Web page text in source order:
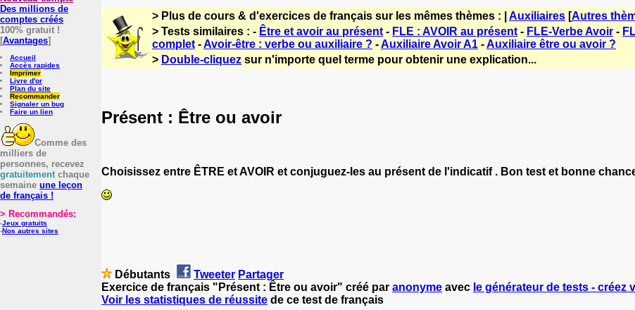
Des millions de
comptes créés
100% gratuit !
[Avantages]
Accueil
Accès rapides
Imprimer
Livre d'or
Plan du site
Recommander
Signaler un bug
Faire un lien
Comme des
milliers de
personnes, recevez
gratuitementchaque
semaine une leçon
de français !
> Recommandés:
-Jeux gratuits
-Nos autres sites
> Plus de cours & d'exercices de français sur les mêmes thèmes : | Auxiliaires [Autres
> Tests similaires : - Être et avoir au présent - FLE : AVOIR au présent - FLE-Verbe Avoir -
complet -Avoir-être : verbe ou auxiliaire ? -Auxiliaire Avoir A1 -Auxiliaire être ou avoir ?
> Double-cliquez sur n'importe quel terme pour obtenir une explication...
Présent : Être ou avoir
Choisissez entre ÊTRE et AVOIR et conjuguez-les au présent de l'indicatif . Bon test et bonne
Débutants Tweeter Partager
Exercice de français "Présent : Être ou avoir" créé par anonyme avec le générateur de tests - créez
Voir les statistiques de réussite de ce test de français